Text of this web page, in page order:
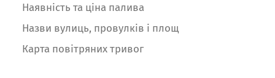
Наявність та ціна палива
Назви вулиць, провулків і площ
Карта повітряних тривог